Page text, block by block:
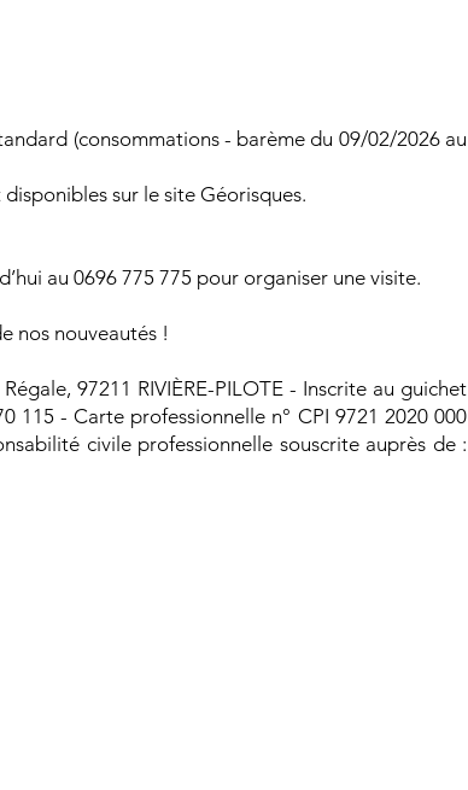
(consommations - barème du 09/02/2026 au
sur le site Géorisques.
au 0696 775 775 pour organiser une visite.
nos nouveautés !
97211 RIVIÈRE-PILOTE - Inscrite au guichet
115 - Carte professionnelle n° CPI 9721 2020 000
civile professionnelle souscrite auprès de :